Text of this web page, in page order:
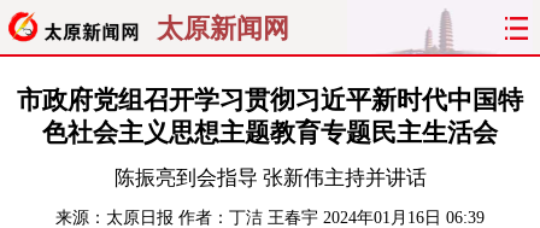
太原新闻网
首页 聚焦 太原 山西
经济 关注 文明 出行
纵横 曝光 综合 专题
市政府党组召开学习贯彻习近平新时代中国特
色社会主义思想主题教育专题民主生活会
陈振亮到会指导 张新伟主持并讲话
来源： 太原日报 作者：丁洁 王春宇 2024年01月16日 06:39